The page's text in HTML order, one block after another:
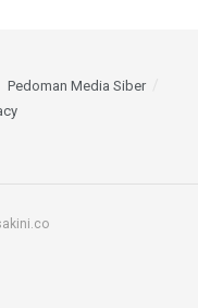
Pedoman Media Siber